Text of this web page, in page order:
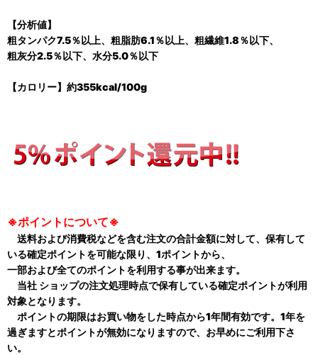
【分析値】
粗タンパク7.5％以上、粗脂肪6.1％以上、粗繊維1.8％以下、
粗灰分2.5％以下、水分5.0％以下
【カロリー】約355kcal/100g
※ポイントについて※
送料および消費税などを含む注文の合計金額に対して、保有して
いる確定ポイントを可能な限り、1ポイントから、
一部および全てのポイントを利用する事が出来ます。
当社 ショップの注文処理時点で保有している確定ポイントが利用
対象となります。
ポイントの期限はお買い物をした時点から1年間有効です。1年を
過ぎますとポイントが無効になりますので、お早めにご利用下さ
い。